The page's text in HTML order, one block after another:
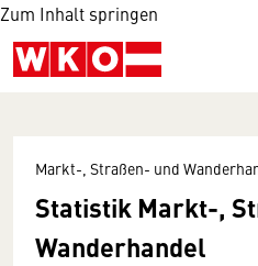
Zum Inhalt springen
Markt-, Straßen- und
Statistik Markt-,
Wanderhandel